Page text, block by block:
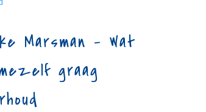
Marsman – Wat
graag